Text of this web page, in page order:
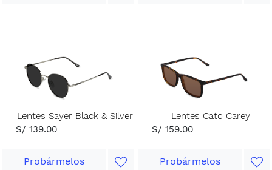
Lentes Sayer Black & Silver
S/ 139.00
Probármelos
Lentes Cato Carey
S/ 159.00
Probármelos